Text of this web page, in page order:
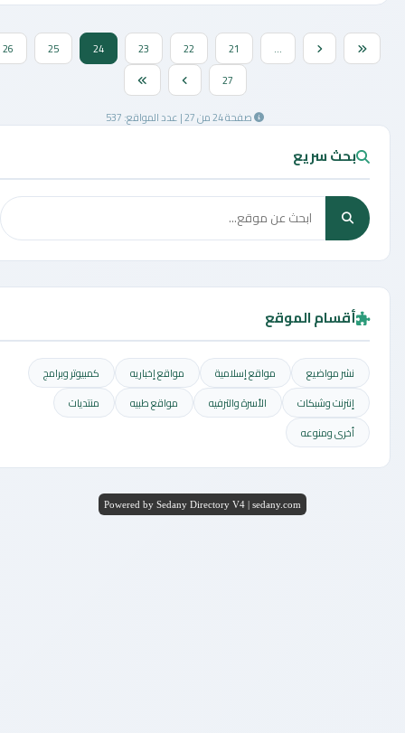
صفحة 24 من 27 | عدد المواقع: 537
بحث سريع
أقسام الموقع
نشر مواضيع مواقع إسلامية مواقع إخباريه
كمبيوتر وبرامج
إنترنت وشبكات
الأسرة والترفيه مواقع طبيه
منتديات
أخرى ومنوعه
Powered by Sedany Directory V4 | sedany.com